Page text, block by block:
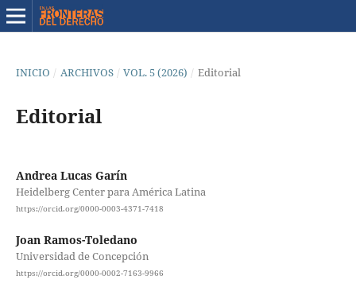
INICIO / ARCHIVOS / VOL. 5 (2026) / Editorial
Editorial
Andrea Lucas Garín
Heidelberg Center para América Latina
https://orcid.org/0000-0003-4371-7418
Joan Ramos-Toledano
Universidad de Concepción
https://orcid.org/0000-0002-7163-9966